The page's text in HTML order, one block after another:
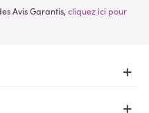
Avis Garantis, cliquez ici pour